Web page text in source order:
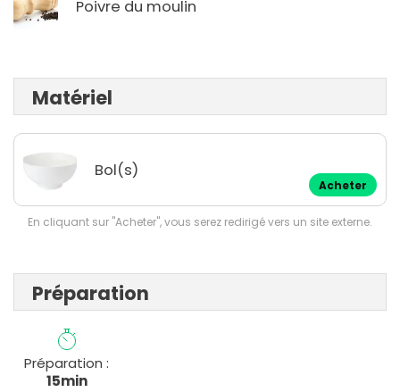
Poivre du moulin
Matériel
Bol(s)
Acheter
En cliquant sur "Acheter", vous serez redirigé vers un site externe.
Préparation
Préparation :
15min